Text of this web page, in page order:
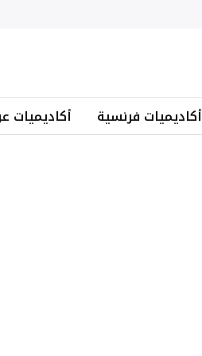
أكاديميات فرنسية أكاديميات